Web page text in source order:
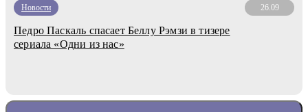
Новости 26.09
Педро Паскаль спасает Беллу Рэмзи в тизере
сериала «Одни из нас»